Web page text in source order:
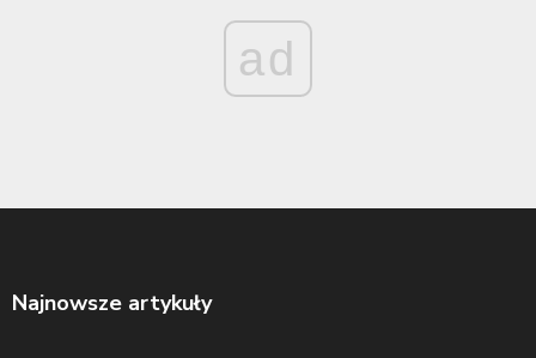
ad
Najnowsze artykuły